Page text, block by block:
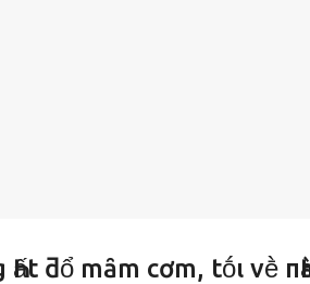
Һất ƌổ mȃm cơm, tṓι vḕ